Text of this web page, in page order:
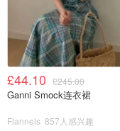
图片来
Lil-Lets 卫生巾垫的
多用不惯 Always 与
Lil-Lets 的卫生巾，
£44.10 £245.00
Ganni Smock连衣裙
Flannels 857人感兴趣